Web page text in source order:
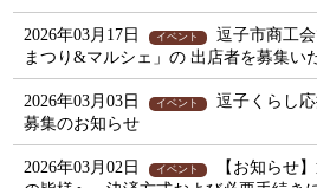
2026年03月17日 イベント
逗子市商工
まつり&マルシェ」の 出店者を募集い
2026年03月03日 イベント
逗子くらし
募集のお知らせ
2026年03月02日 イベント
【お知らせ